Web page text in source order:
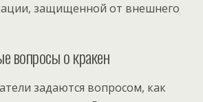
защищенной от внешнего
вопросы о кракен
задаются вопросом, как